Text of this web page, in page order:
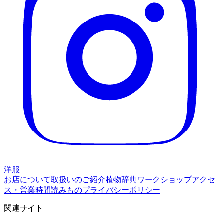
洋服
お店について取扱いのご紹介植物辞典ワークショップアクセ
ス・営業時間読みものプライバシーポリシー
関連サイト